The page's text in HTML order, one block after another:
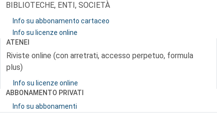
BIBLIOTECHE, ENTI, SOCIETÀ
Info su abbonamento cartaceo
Info su licenze online
ATENEI
Riviste online (con arretrati, accesso perpetuo, formula
plus)
Info su licenze online
ABBONAMENTO PRIVATI
Info su abbonamenti